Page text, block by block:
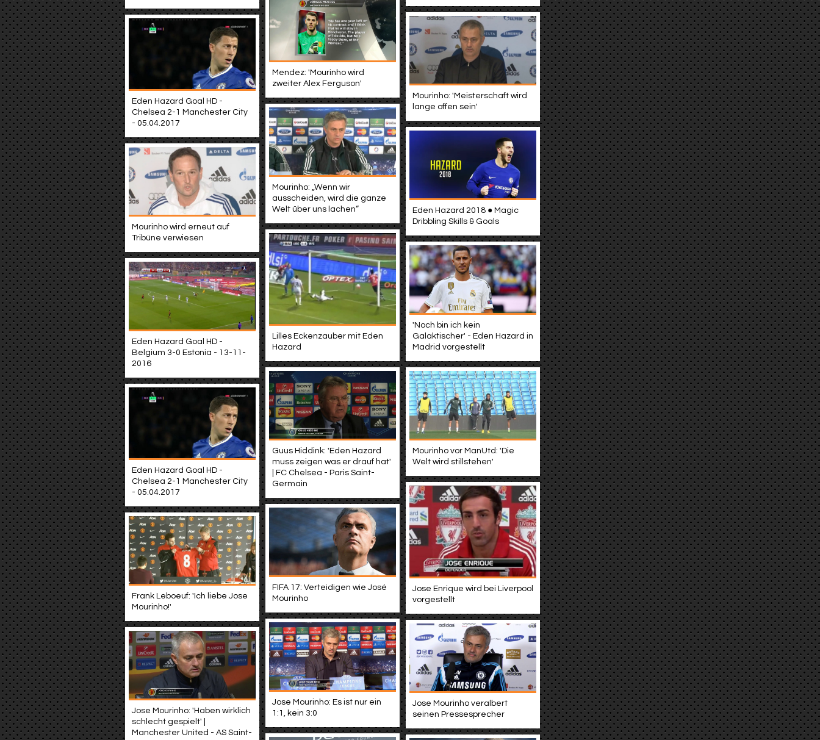
Mendez: 'Mourinho wird
zweiter Alex Ferguson'
Mourinho: 'Meisterschaft wird
lange offen sein'
Eden Hazard Goal HD -
Chelsea 2-1 Manchester City
- 05.04.2017
Mourinho: „Wenn wir
ausscheiden, wird die ganze
Welt über uns lachen“
Eden Hazard 2018 ● Magic
Dribbling Skills & Goals
Mourinho wird erneut auf
Tribüne verwiesen
Lilles Eckenzauber mit Eden
Hazard
'Noch bin ich kein
Galaktischer' - Eden Hazard in
Madrid vorgestellt
Eden Hazard Goal HD -
Belgium 3-0 Estonia - 13-11-
2016
Guus Hiddink: 'Eden Hazard
muss zeigen was er drauf hat'
| FC Chelsea - Paris Saint-
Germain
Mourinho vor ManUtd: 'Die
Welt wird stillstehen'
Eden Hazard Goal HD -
Chelsea 2-1 Manchester City
- 05.04.2017
Jose Enrique wird bei Liverpool
vorgestellt
FIFA 17: Verteidigen wie José
Mourinho
Frank Leboeuf: 'Ich liebe Jose
Mourinho!'
Jose Mourinho: Es ist nur ein
1:1, kein 3:0
Jose Mourinho veralbert
seinen Pressesprecher
Jose Mourinho: 'Haben wirklich
schlecht gespielt' |
Manchester United - AS Saint-